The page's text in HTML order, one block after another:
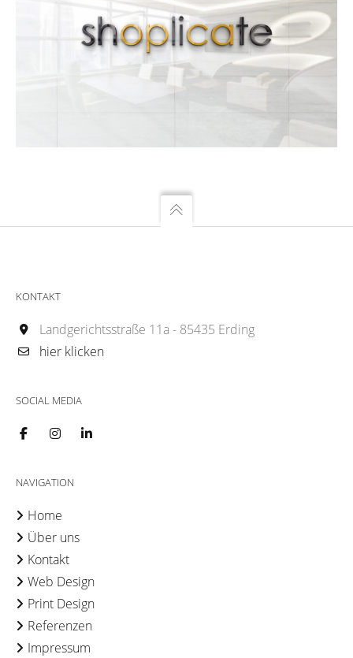
KONTAKT
Landgerichtsstraße 11a - 85435 Erding
hier klicken
SOCIAL MEDIA
NAVIGATION
Home
Über uns
Kontakt
Web Design
Print Design
Referenzen
Impressum